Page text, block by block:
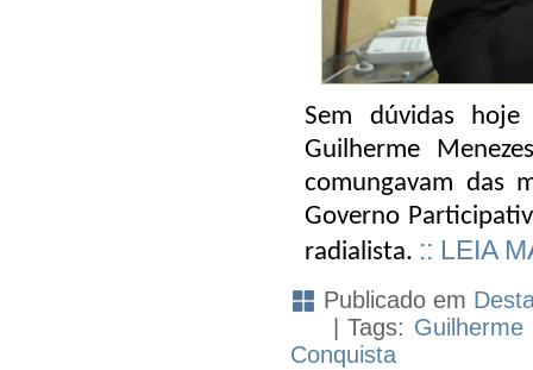
Sem dúvidas
Guilherme
comungavam das
Governo
radialista. :: LEIA
Publicado em
| Tags: Guilherme
Conquista